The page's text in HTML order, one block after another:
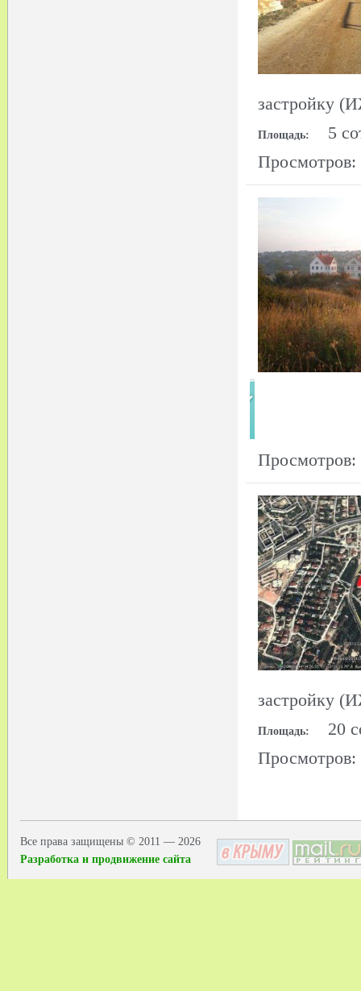
застройку
Площадь:
5
Просмотров:
Просмотров:
застройку
Площадь:
20
Просмотров:
Все права защищены © 2011 — 2026
Разработка и продвижение сайта